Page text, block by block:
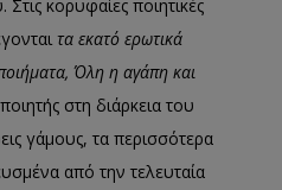
κορυφαίες ποιητικές
τα εκατό ερωτικά
Όλη η αγάπη και
στη διάρκεια του
γάμους, τα περισσότερα
από την τελευταία